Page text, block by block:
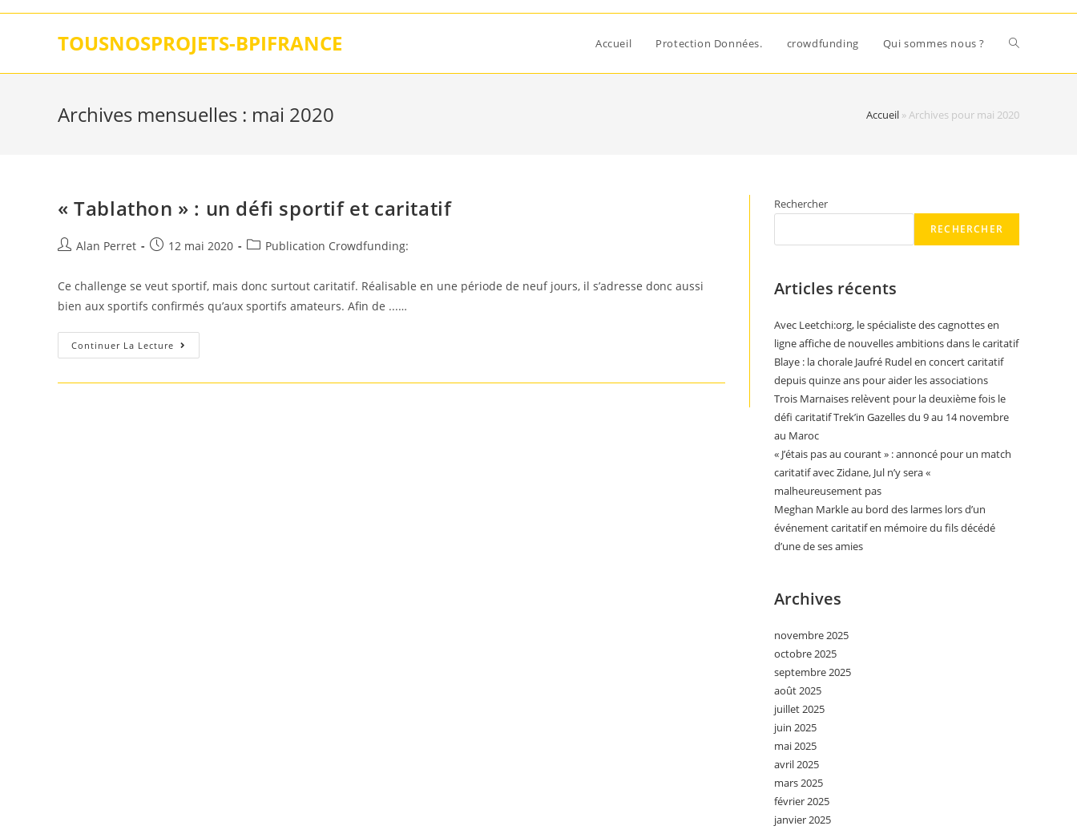
Skip
TOUSNOSPROJETS-BPIFRANCE Accueil Protection Données. crowdfunding Qui sommes nous ?
Archives mensuelles : mai 2020 Accueil » Archives pour mai 2020
« Tablathon » : un défi sportif et caritatif
Auteur/autrice
la
publication :
Alan Perret
Post12 mai 2020
PostPublication Crowdfunding:
Ce challenge se veut sportif, mais donc surtout caritatif. Réalisable en une période de neuf jours, il s’adresse donc aussi
bien aux sportifs confirmés qu’aux sportifs amateurs. Afin de ...…
Continuer La Lecture « Tablathon »
:
Défi
Rechercher
RECHERCHER
Articles récents
Avec Leetchi:org, le spécialiste des cagnottes en
ligne affiche de nouvelles ambitions dans le caritatif
Blaye : la chorale Jaufré Rudel en concert caritatif
depuis quinze ans pour aider les associations
Trois Marnaises relèvent pour la deuxième fois le
défi caritatif Trek’in Gazelles du 9 au 14 novembre
au Maroc
« J’étais pas au courant » : annoncé pour un match
caritatif avec Zidane, Jul n’y sera «
malheureusement pas
Meghan Markle au bord des larmes lors d’un
événement caritatif en mémoire du fils décédé
d’une de ses amies
Archives
novembre 2025
octobre 2025
septembre 2025
août 2025
juillet 2025
juin 2025
mai 2025
avril 2025
mars 2025
février 2025
janvier 2025